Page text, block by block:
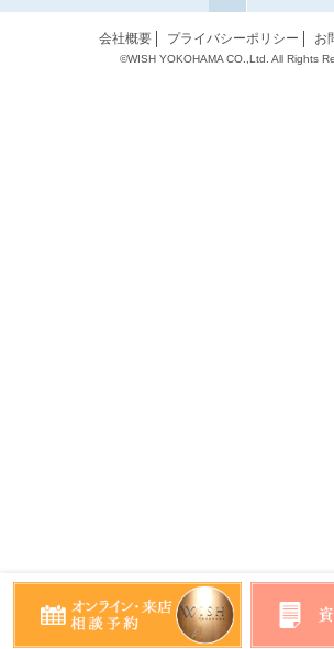
会社概要 プライバシーポリシー お
©WISH YOKOHAMA CO.,Ltd. All Rights